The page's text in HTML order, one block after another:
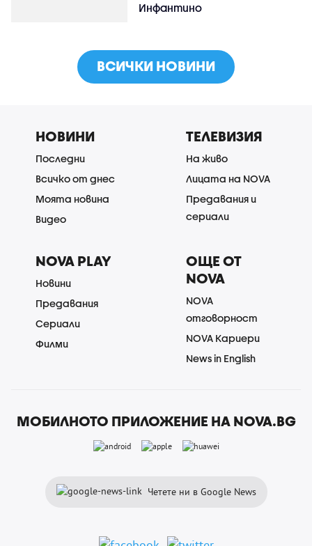
Инфантино
ВСИЧКИ НОВИНИ
НОВИНИ
Последни
Всичко от днес
Моята новина
Видео
ТЕЛЕВИЗИЯ
На живо
Лицата на NOVA
Предавания и
сериали
NOVA PLAY
Новини
Предавания
Сериали
Филми
ОЩЕ ОТ
NOVA
NOVA
отговорност
NOVA Кариери
News in English
МОБИЛНОТО ПРИЛОЖЕНИЕ НА NOVA.BG
Четете ни в Google News